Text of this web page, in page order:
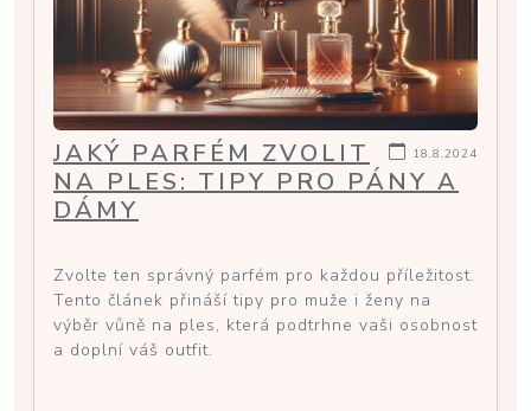
18.8.2024
JAKÝ PARFÉM ZVOLIT
NA PLES: TIPY PRO PÁNY A
DÁMY
Zvolte ten správný parfém pro každou příležitost.
Tento článek přináší tipy pro muže i ženy na
výběr vůně na ples, která podtrhne vaši osobnost
a doplní váš outfit.